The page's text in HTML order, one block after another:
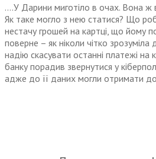
….У Дарини миготіло в очах. Вона ж
Як таке могло з нею статися? Що
нестачу грошей на картці, що йому
поверне – як ніколи чітко
надію скасувати останні платежі на
банку порадив звернутися у
адже до її даних могли отримати